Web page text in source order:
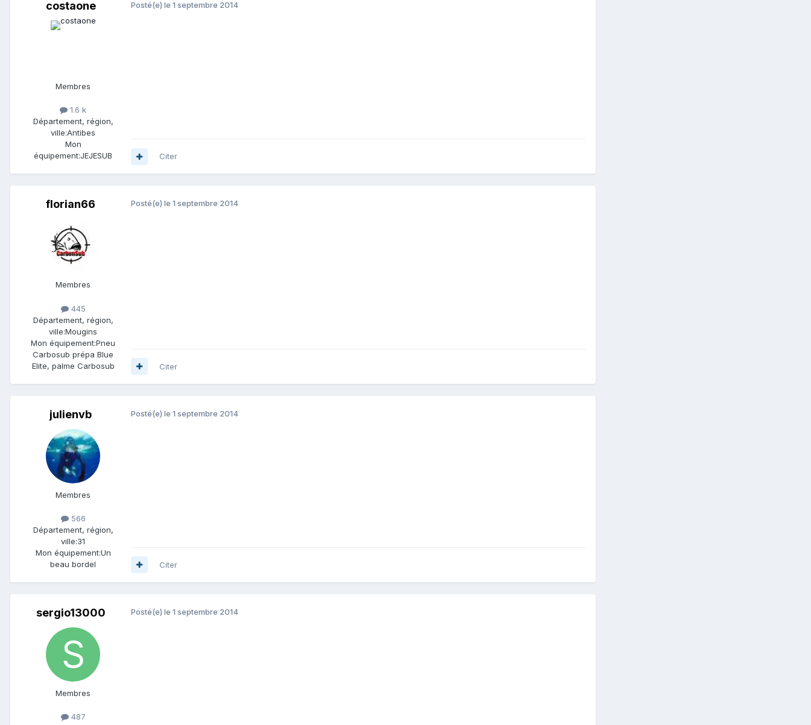
costaone
Membres
1.6 k
Département, région,
ville:Antibes
Mon
équipement:JEJESUB
Posté(e) le 1 septembre 2014
Citer
florian66
Membres
445
Département, région,
ville:Mougins
Mon équipement:Pneu
Carbosub prépa Blue
Elite, palme Carbosub
Posté(e) le 1 septembre 2014
Citer
julienvb
Membres
566
Département, région,
ville:31
Mon équipement:Un
beau bordel
Posté(e) le 1 septembre 2014
Citer
sergio13000
Membres
487
Posté(e) le 1 septembre 2014